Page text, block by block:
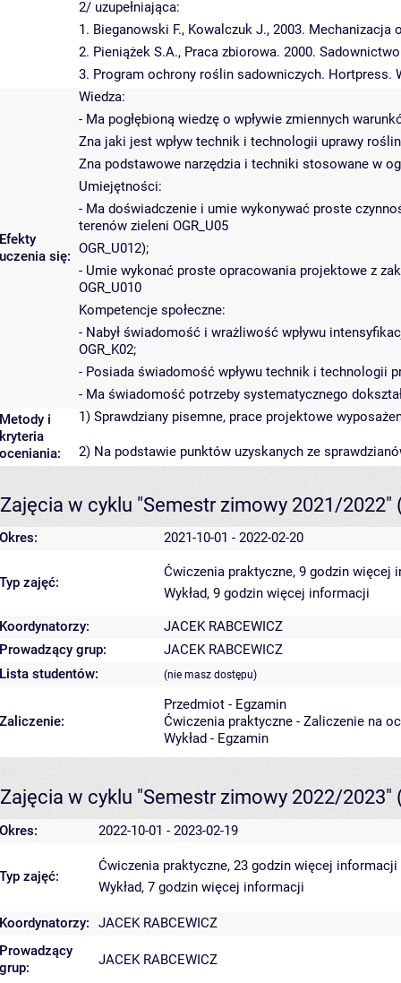
2/ uzupełniająca:
1. Bieganowski F., Kowalczuk J., 2003.
2. Pieniążek S.A., Praca zbiorowa. 2000.
3. Program ochrony roślin sadowniczych. Hortpress.
Efekty
uczenia się:
Wiedza:
- Ma pogłębioną wiedzę o wpływie zmiennych
Zna jaki jest wpływ technik i technologii uprawy
Zna podstawowe narzędzia i techniki stosowane w
Umiejętności:
- Ma doświadczenie i umie wykonywać proste
terenów zieleni OGR_U05
OGR_U012);
- Umie wykonać proste opracowania projektowe z
OGR_U010
Kompetencje społeczne:
- Nabył świadomość i wrażliwość wpływu
OGR_K02;
- Posiada świadomość wpływu technik i technologii
- Ma świadomość potrzeby systematycznego
Metody i
kryteria
oceniania:
1) Sprawdziany pisemne, prace projektowe
2) Na podstawie punktów uzyskanych ze
Zajęcia w cyklu "Semestr zimowy 2021/2022"
Okres: 2021-10-01 - 2022-02-20
Typ zajęć:
Ćwiczenia praktyczne, 9 godzin więcej
Wykład, 9 godzin więcej informacji
Koordynatorzy:
JACEK RABCEWICZ
Prowadzący grup:
JACEK RABCEWICZ
Lista studentów:
(nie masz dostępu)
Zaliczenie:
Przedmiot - Egzamin
Ćwiczenia praktyczne - Zaliczenie na
Wykład - Egzamin
Zajęcia w cyklu "Semestr zimowy 2022/2023"
Okres: 2022-10-01 - 2023-02-19
Typ zajęć:
Ćwiczenia praktyczne, 23 godzin więcej informacji
Wykład, 7 godzin więcej informacji
Koordynatorzy:
JACEK RABCEWICZ
Prowadzący
grup:
JACEK RABCEWICZ